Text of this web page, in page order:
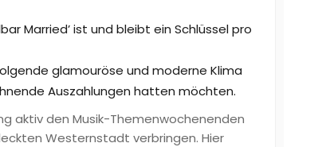
Married’ ist und bleibt ein Schlüssel pro
glamouröse und moderne Klima
Auszahlungen hatten möchten.
aktiv den Musik-Themenwochenenden
Westernstadt verbringen. Hier